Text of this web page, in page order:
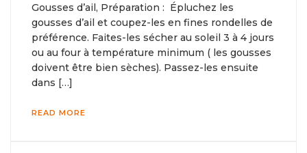
Gousses d’ail, Préparation : Épluchez les
gousses d’ail et coupez-les en fines rondelles de
préférence. Faites-les sécher au soleil 3 à 4 jours
ou au four à température minimum ( les gousses
doivent être bien sèches). Passez-les ensuite
dans […]
READ MORE